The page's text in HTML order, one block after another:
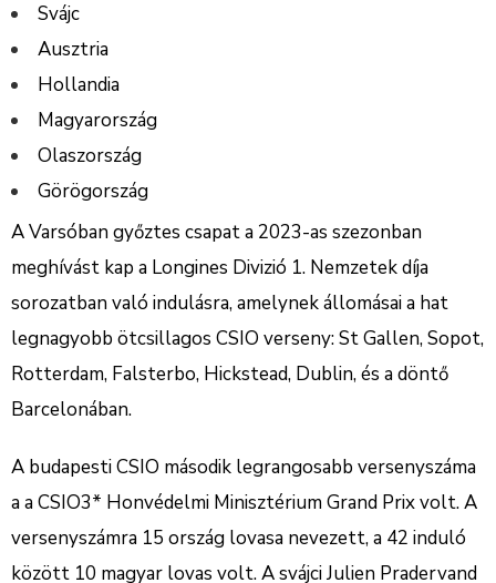
Svájc
Ausztria
Hollandia
Magyarország
Olaszország
Görögország
A Varsóban győztes csapat a 2023-as szezonban
meghívást kap a Longines Divizió 1. Nemzetek díja
sorozatban való indulásra, amelynek állomásai a hat
legnagyobb ötcsillagos CSIO verseny: St Gallen, Sopot,
Rotterdam, Falsterbo, Hickstead, Dublin, és a döntő
Barcelonában.
A budapesti CSIO második legrangosabb versenyszáma
a a CSIO3* Honvédelmi Minisztérium Grand Prix volt. A
versenyszámra 15 ország lovasa nevezett, a 42 induló
között 10 magyar lovas volt. A svájci Julien Pradervand